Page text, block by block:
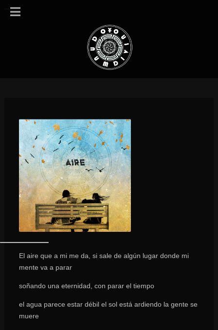
El aire que a mi me da, si sale de algún lugar donde mi
mente va a parar
soñando una eternidad, con parar el tiempo
el agua parece estar débil el sol está ardiendo la gente se
muere